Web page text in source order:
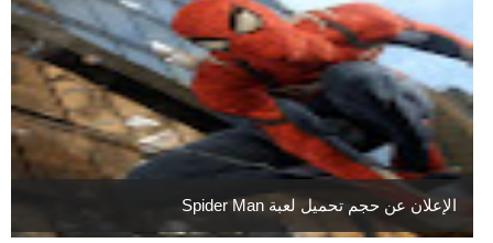
الإعلان عن حجم تحميل لعبة Spider Man